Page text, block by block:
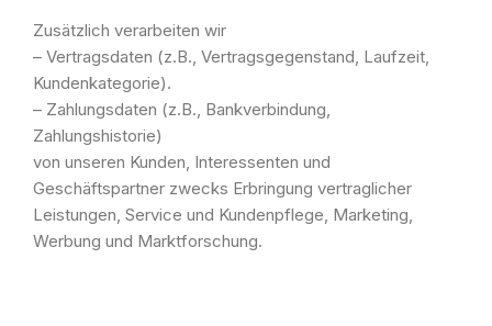
Zusätzlich verarbeiten wir
– Vertragsdaten (z.B., Vertragsgegenstand, Laufzeit,
Kundenkategorie).
– Zahlungsdaten (z.B., Bankverbindung,
Zahlungshistorie)
von unseren Kunden, Interessenten und
Geschäftspartner zwecks Erbringung vertraglicher
Leistungen, Service und Kundenpflege, Marketing,
Werbung und Marktforschung.